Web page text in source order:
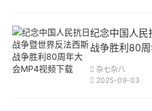
纪念中国人民
战争胜利80
杂七杂八
2025-09-03